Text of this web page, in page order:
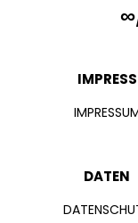
IMPRESS
DATEN